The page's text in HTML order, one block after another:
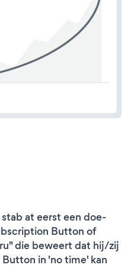
at eerst een doe-
Button of
die beweert dat hij/zij
in 'no time' kan